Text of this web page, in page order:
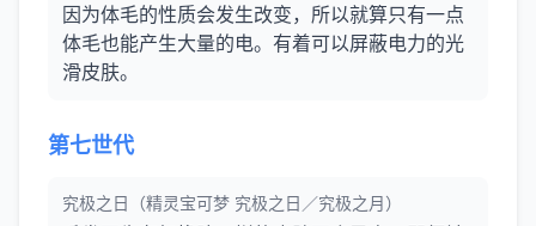
因为体毛的性质会发生改变，所以就算只有一点
体毛也能产生大量的电。有着可以屏蔽电力的光
滑皮肤。
第七世代
究极之日（精灵宝可梦 究极之日／究极之月）